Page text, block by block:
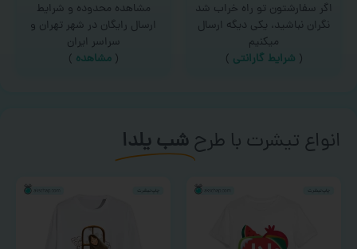
اگر سفارشتون تو راه خراب شد
نگران نباشید، یکی دیگه ارسال
میکنیم
( شرایط گارانتی )
مشاهده محدوده و شرایط
ارسال رایگان در شهر تهران و
سراسر ایران
(مشاهده )
انواع تیشرت با طرحشب یلدا